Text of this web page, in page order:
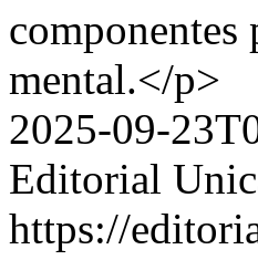
mental.</p>
2025-09-
Editorial
https://